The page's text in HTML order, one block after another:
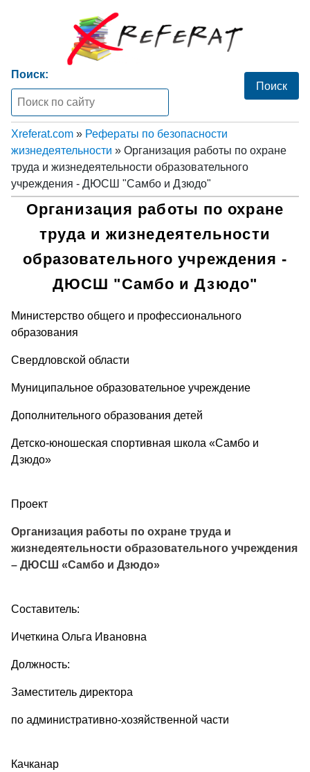
Поиск:
Xreferat.com » Рефераты по безопасности
жизнедеятельности » Организация работы по охране
труда и жизнедеятельности образовательного
учреждения - ДЮСШ "Самбо и Дзюдо"
Организация работы по охране
труда и жизнедеятельности
образовательного учреждения -
ДЮСШ "Самбо и Дзюдо"
Министерство общего и профессионального
образования
Свердловской области
Муниципальное образовательное учреждение
Дополнительного образования детей
Детско-юношеская спортивная школа «Самбо и
Дзюдо»
Проект
Организация работы по охране труда и
жизнедеятельности образовательного учреждения
– ДЮСШ «Самбо и Дзюдо»
Составитель:
Ичеткина Ольга Ивановна
Должность:
Заместитель директора
по административно-хозяйственной части
Качканар